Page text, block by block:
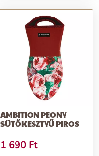
AMBITION PEONY
SÜTŐKESZTYŰ PIROS
1 690 Ft